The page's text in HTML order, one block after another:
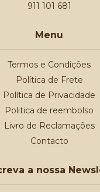
911 101 681
Menu
Termos e Condições
Política de Frete
Política de Privacidade
Politica de reembolso
Livro de Reclamações
Contacto
a nossa